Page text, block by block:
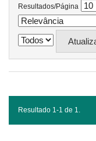
Resultados/Página
Resultado 1-1 de 1.